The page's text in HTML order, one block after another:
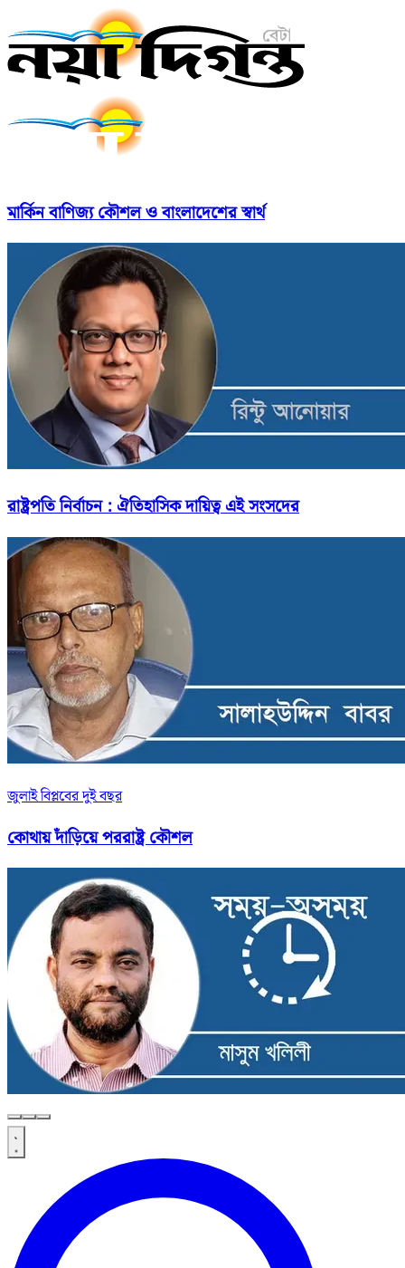
মার্কিন বাণিজ্য কৌশল ও বাংলাদেশের স্বার্থ
রাষ্ট্রপতি নির্বাচন : ঐতিহাসিক দায়িত্ব এই সংসদের
জুলাই বিপ্লবের দুই বছর
কোথায় দাঁড়িয়ে পররাষ্ট্র কৌশল